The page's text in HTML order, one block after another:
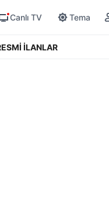
Canlı TV Tema
İLANLAR